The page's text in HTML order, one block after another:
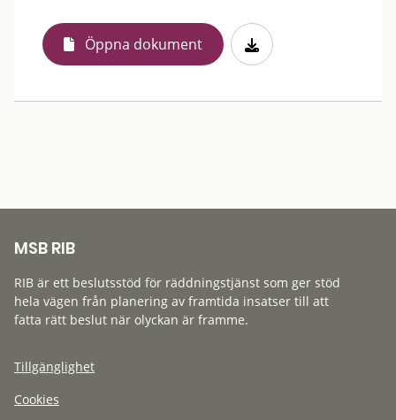
Öppna dokument
MSB RIB
RIB är ett beslutsstöd för räddningstjänst som ger stöd
hela vägen från planering av framtida insatser till att
fatta rätt beslut när olyckan är framme.
Tillgänglighet
Cookies